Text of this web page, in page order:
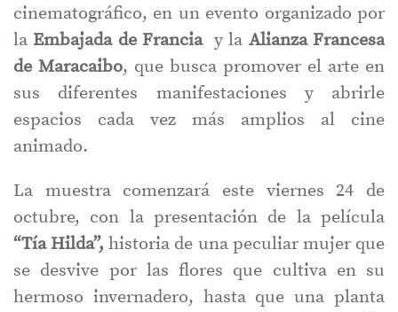
cinematográfico, en un evento organizado por
la Embajada de Franciay la Alianza Francesa
de Maracaibo, que busca promover el arte en
sus diferentes manifestaciones y abrirle
espacios cada vez más amplios al cine
animado.
La muestra comenzará este viernes 24 de
octubre, con la presentación de la película
“Tía Hilda”, historia de una peculiar mujer que
se desvive por las flores que cultiva en su
hermoso invernadero, hasta que una planta